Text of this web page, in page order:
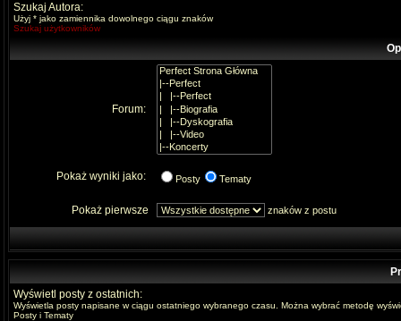
Szukaj Autora:
Użyj * jako zamiennika dowolnego ciągu znaków
Szukaj użytkowników
Forum:
Pokaż wyniki jako: Posty Tematy
Pokaż pierwsze znaków z postu
Wyświetl posty z ostatnich:
Wyświetla posty napisane w ciągu ostatniego wybranego czasu. Można wybrać metodę
Posty i Tematy